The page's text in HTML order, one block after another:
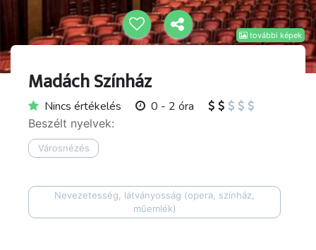
további képek
Madách Színház
Nincs értékelés 0 - 2 óra
Beszélt nyelvek:
Városnézés
Nevezetesség, látványosság (opera, színház,
műemlék)